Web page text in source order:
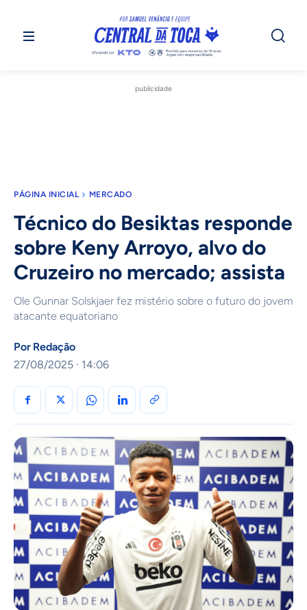
publicidade
PÁGINA INICIAL MERCADO
Técnico do Besiktas responde
sobre Keny Arroyo, alvo do
Cruzeiro no mercado; assista
Ole Gunnar Solskjaer fez mistério sobre o futuro do jovem
atacante equatoriano
Por Redação
27/08/2025 · 14:06